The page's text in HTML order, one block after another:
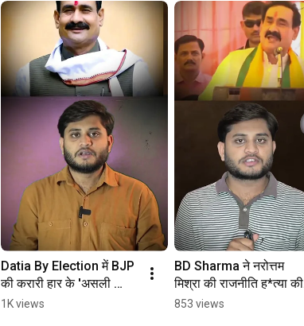
Datia By Election में BJP
की करारी हार के 'असली
विलेन' बने Narottam
1K views
BD Sharma ने नरोत्तम
मिश्रा की राजनीति ह*त्या की
है।
853 views